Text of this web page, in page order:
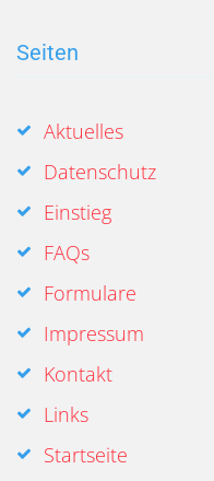
Seiten
Aktuelles
Datenschutz
Einstieg
FAQs
Formulare
Impressum
Kontakt
Links
Startseite